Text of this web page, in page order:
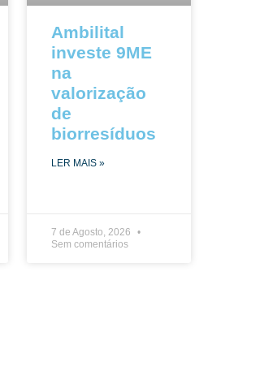
Ambilital
investe 9ME
na
valorização
de
biorresíduos
LER MAIS »
7 de Agosto, 2026
Sem comentários